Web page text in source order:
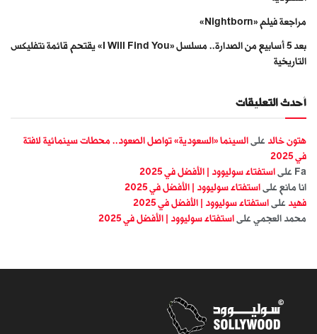
مراجعة فيلم «Nightborn»
بعد 5 أسابيع من الصدارة.. مسلسل «I Will Find You» يقتحم قائمة نتفليكس
التاريخية
أحدث التعليقات
هتون خالد على السينما «السعودية» تواصل الصعود.. محطات سينمائية لافتة
في 2025
Fa على استفتاء سوليوود | الأفضل في 2025
انا مانع على استفتاء سوليوود | الأفضل في 2025
فهيد على استفتاء سوليوود | الأفضل في 2025
محمد العجمي على استفتاء سوليوود | الأفضل في 2025